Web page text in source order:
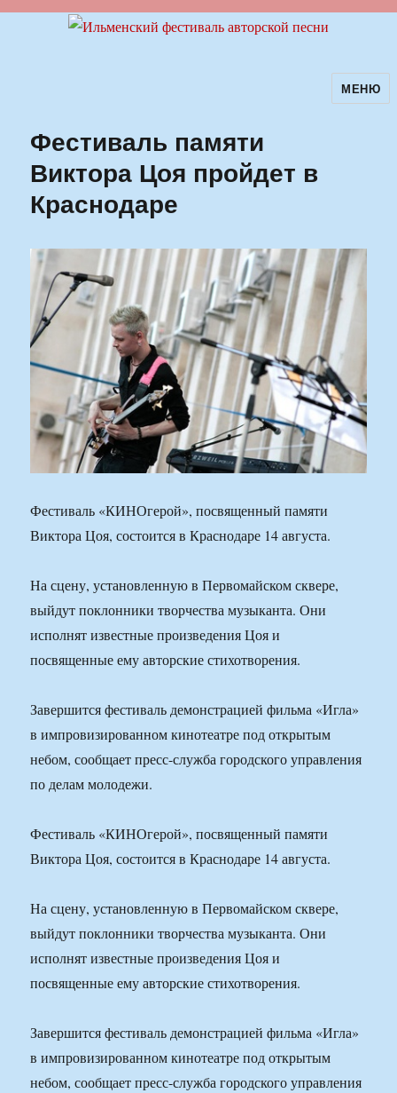
Ильменский фестиваль авторскойМЕНЮ
Фестиваль памяти
Виктора Цоя пройдет в
Краснодаре
Фестиваль «КИНОгерой», посвященный памяти
Виктора Цоя, состоится в Краснодаре 14 августа.
На сцену, установленную в Первомайском сквере,
выйдут поклонники творчества музыканта. Они
исполнят известные произведения Цоя и
посвященные ему авторские стихотворения.
Завершится фестиваль демонстрацией фильма «Игла»
в импровизированном кинотеатре под открытым
небом, сообщает пресс-служба городского управления
по делам молодежи.
Фестиваль «КИНОгерой», посвященный памяти
Виктора Цоя, состоится в Краснодаре 14 августа.
На сцену, установленную в Первомайском сквере,
выйдут поклонники творчества музыканта. Они
исполнят известные произведения Цоя и
посвященные ему авторские стихотворения.
Завершится фестиваль демонстрацией фильма «Игла»
в импровизированном кинотеатре под открытым
небом, сообщает пресс-служба городского управления